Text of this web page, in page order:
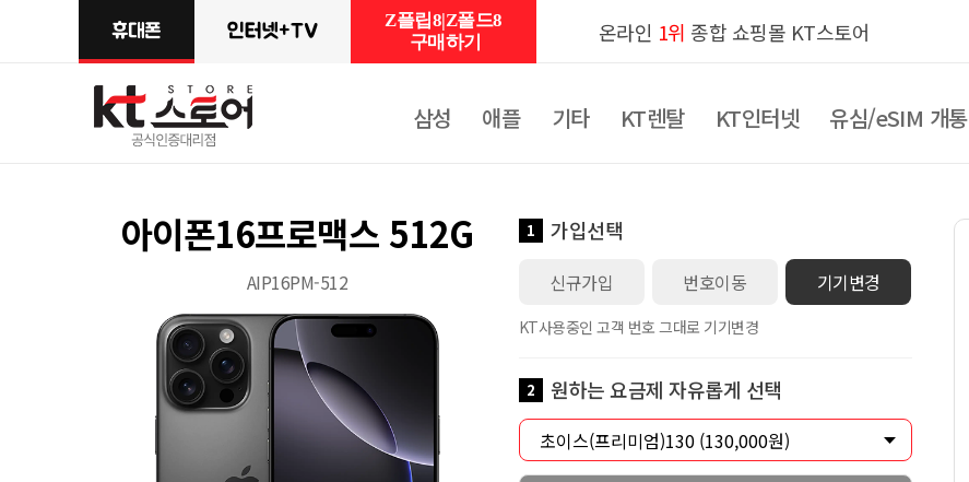
온라인 1위 종합 쇼핑몰 KT스토어
삼성 애플 기타 KT렌탈 KT인터넷 유심/eSIM 개통
Z플립8|Z폴드8
구매하기
아이폰16프로맥스 512G
AIP16PM-512
1 가입선택
신규가입 번호이동 기기변경
KT사용중인 고객 번호 그대로 기기변경
2 원하는 요금제 자유롭게 선택